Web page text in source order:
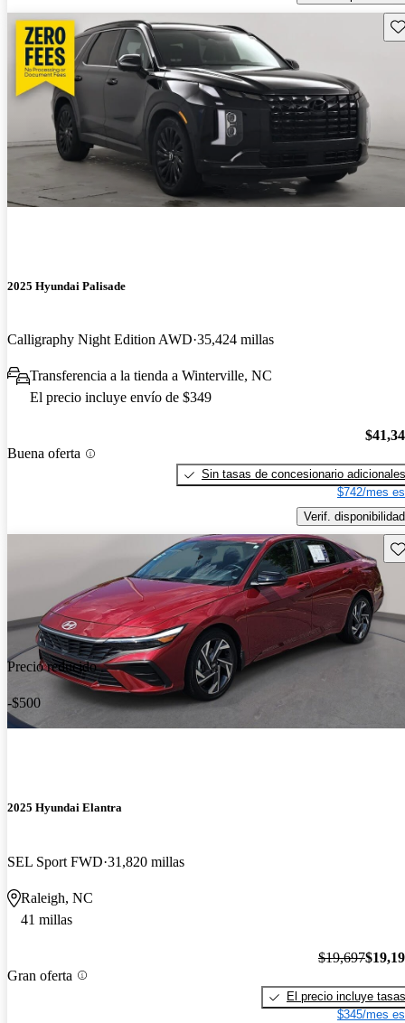
2025 Hyundai Palisade
Calligraphy Night Edition AWD 35,424 millas
Transferencia a la tienda a Winterville, NC
El precio incluye envío de $349
Buena oferta
Sin tasas de concesionario adicionales
$742/mes
Verif. disponibilidad
Precio reducido
-$500
2025 Hyundai Elantra
SEL Sport FWD 31,820 millas
Raleigh, NC
41 millas
Gran oferta
$19,697
El precio incluye tasas
$345/mes